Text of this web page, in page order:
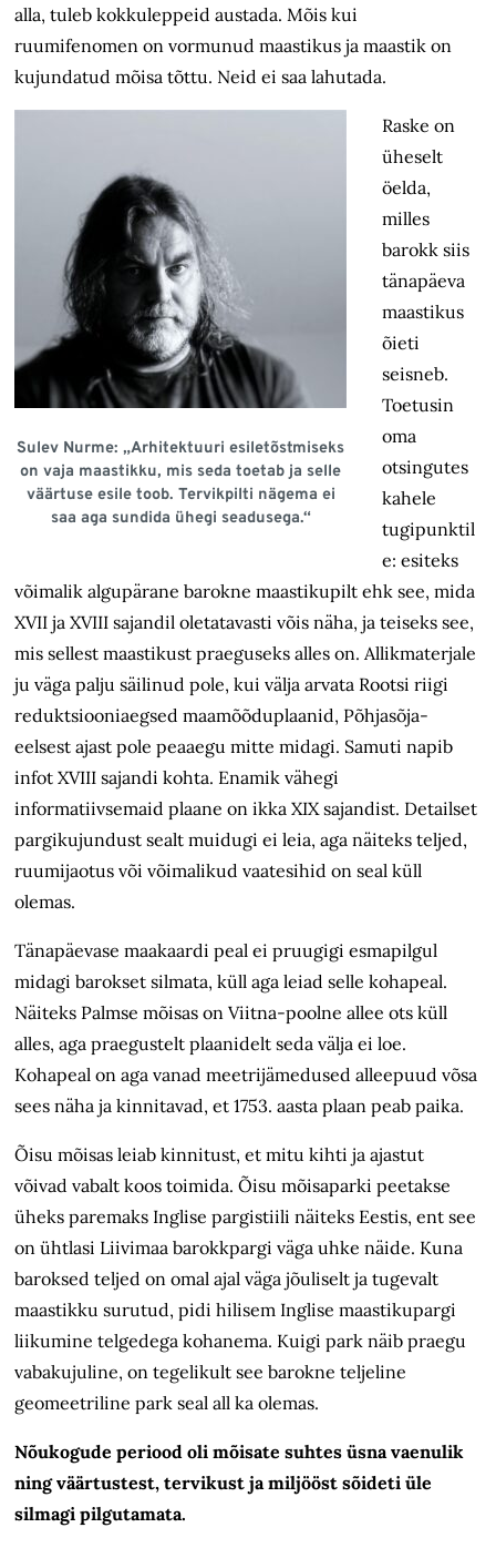
alla, tuleb kokkuleppeid austada. Mõis kui
ruumifenomen on vormunud maastikus ja maastik on
kujundatud mõisa tõttu. Neid ei saa lahutada.
Sulev Nurme: „Arhitektuuri esiletõstmiseks
on vaja maastikku, mis seda toetab ja selle
väärtuse esile toob. Tervikpilti nägema ei
saa aga sundida ühegi seadusega.“
Raske on
üheselt
öelda,
milles
barokk siis
tänapäeva
maastikus
õieti
seisneb.
Toetusin
oma
otsingutes
kahele
tugipunktil
e: esiteks
võimalik algu­pärane barokne maastikupilt ehk see, mida
XVII ja XVIII sajandil oletatavasti võis näha, ja teiseks see,
mis sellest maastikust praeguseks alles on. Allik­materjale
ju väga palju säilinud pole, kui välja arvata Rootsi riigi
reduktsiooniaegsed maamõõduplaanid, Põhjasõja-
eelsest ajast pole peaaegu mitte midagi. Samuti napib
infot XVIII sajandi kohta. Enamik vähegi
informatiivsemaid plaane on ikka XIX sajandist. Detailset
pargikujundust sealt muidugi ei leia, aga näiteks teljed,
ruumijaotus või võimalikud vaatesihid on seal küll
olemas.
Tänapäevase maakaardi peal ei pruugigi esmapilgul
midagi barokset silmata, küll aga leiad selle kohapeal.
Näiteks Palmse mõisas on Viitna-poolne allee ots küll
alles, aga praegustelt plaanidelt seda välja ei loe.
Kohapeal on aga vanad meetrijämedused alleepuud võsa
sees näha ja kinnitavad, et 1753. aasta plaan peab paika.
Õisu mõisas leiab kinnitust, et mitu kihti ja ajastut
võivad vabalt koos toimida. Õisu mõisaparki peetakse
üheks paremaks Inglise pargistiili näiteks Eestis, ent see
on ühtlasi Liivimaa barokkpargi väga uhke näide. Kuna
baroksed teljed on omal ajal väga jõuliselt ja tugevalt
maastikku surutud, pidi hilisem Inglise maastikupargi
liikumine telgedega kohanema. Kuigi park näib praegu
vabakujuline, on tegelikult see barokne teljeline
geomeetriline park seal all ka olemas.
Nõukogude periood oli mõisate suhtes üsna vaenulik
ning väärtustest, tervikust ja miljööst sõideti üle
silmagi pilgutamata.